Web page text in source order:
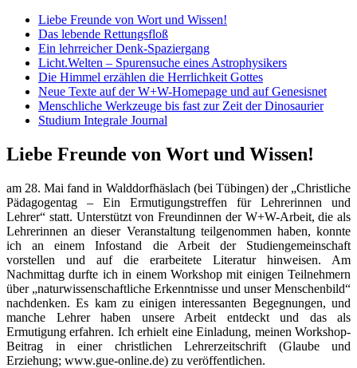
Liebe Freunde von Wort und Wissen!
Das lebende Rettungsfloß
Ein lehrreicher Denk-Spaziergang
Licht.Welten – Spurensuche eines Astrophysikers
Die Himmel erzählen die Herrlichkeit Gottes
Neue Texte auf der W+W-Homepage und auf Genesisnet
Menschliche Werkzeuge bis fast zur Zeit der Dinosaurier
Studium Integrale Journal
Liebe Freunde von Wort und Wissen!
am 28. Mai fand in Walddorfhäslach (bei Tübingen) der „Christliche
Pädagogentag – Ein Ermutigungstreffen für Lehrerinnen und
Lehrer“ statt. Unterstützt von Freundinnen der W+W-Arbeit, die als
Lehrerinnen an dieser Veranstaltung teilgenommen haben, konnte
ich an einem Infostand die Arbeit der Studiengemeinschaft
vorstellen und auf die erarbeitete Literatur hinweisen. Am
Nachmittag durfte ich in einem Workshop mit einigen Teilnehmern
über „naturwissenschaftliche Erkenntnisse und unser Menschenbild“
nachdenken. Es kam zu einigen interessanten Begegnungen, und
manche Lehrer haben unsere Arbeit entdeckt und das als
Ermutigung erfahren. Ich erhielt eine Einladung, meinen Workshop-
Beitrag in einer christlichen Lehrerzeitschrift (Glaube und
Erziehung; www.gue-online.de) zu veröffentlichen.